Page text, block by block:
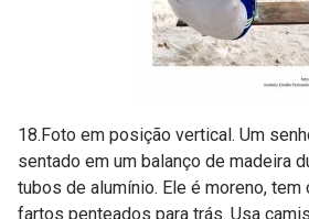
18.Foto em posição vertical. Um
sentado em um balanço de madeira
tubos de alumínio. Ele é moreno,
fartos penteados para trás. Usa